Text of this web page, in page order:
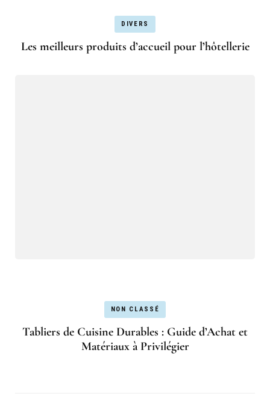
DIVERS
Les meilleurs produits d’accueil pour l’hôtellerie
NON CLASSÉ
Tabliers de Cuisine Durables : Guide d’Achat et
Matériaux à Privilégier